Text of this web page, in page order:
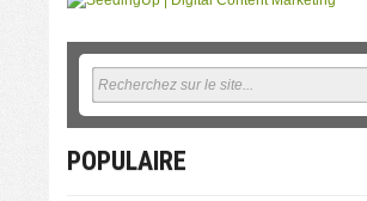
POPULAIRE